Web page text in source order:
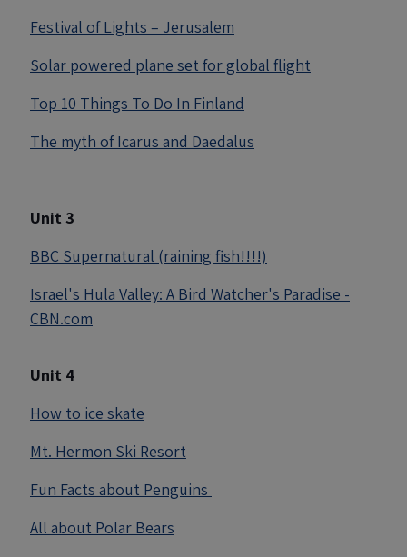
Festival of Lights – Jerusalem
Solar powered plane set for global flight
Top 10 Things To Do In Finland
The myth of Icarus and Daedalus
Unit 3
BBC Supernatural (raining fish!!!!)
Israel's Hula Valley: A Bird Watcher's Paradise -
CBN.com
Unit 4
How to ice skate
Mt. Hermon Ski Resort
Fun Facts about Penguins
All about Polar Bears